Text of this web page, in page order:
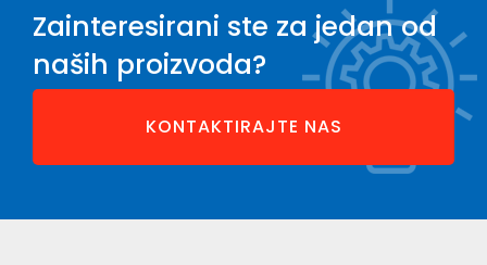
Zainteresirani ste za jedan od
naših proizvoda?
KONTAKTIRAJTE NAS